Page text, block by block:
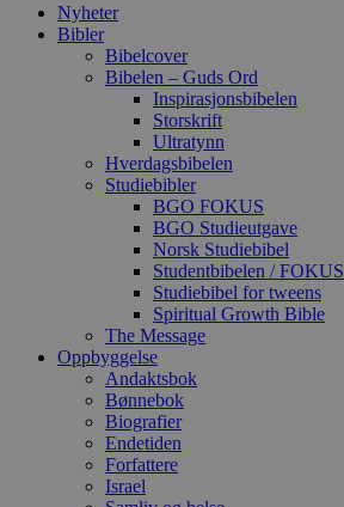
Nyheter
Bibler
Bibelcover
Bibelen – Guds Ord
Inspirasjonsbibelen
Storskrift
Ultratynn
Hverdagsbibelen
Studiebibler
BGO FOKUS
BGO Studieutgave
Norsk Studiebibel
Studentbibelen / FOKUS
Studiebibel for tweens
Spiritual Growth Bible
The Message
Oppbyggelse
Andaktsbok
Bønnebok
Biografier
Endetiden
Forfattere
Israel